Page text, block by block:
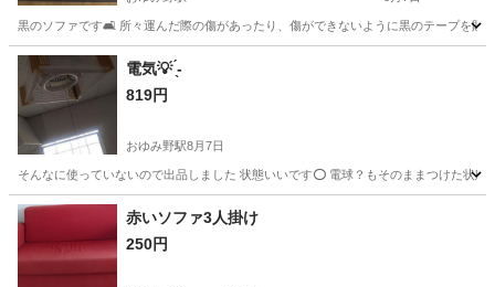
黒のソファです🛋 所々運んだ際の傷があったり、傷ができないように黒のテープを貼
千葉 千葉市 おゆみ野駅
電気💡 ̖́-
819円
おゆみ野駅8月7日
そんなに使っていないので出品しました 状態いいです️⭕️ 電球？もそのままつけた状
千葉 千葉市 照明器具
赤いソファ3人掛け
250円